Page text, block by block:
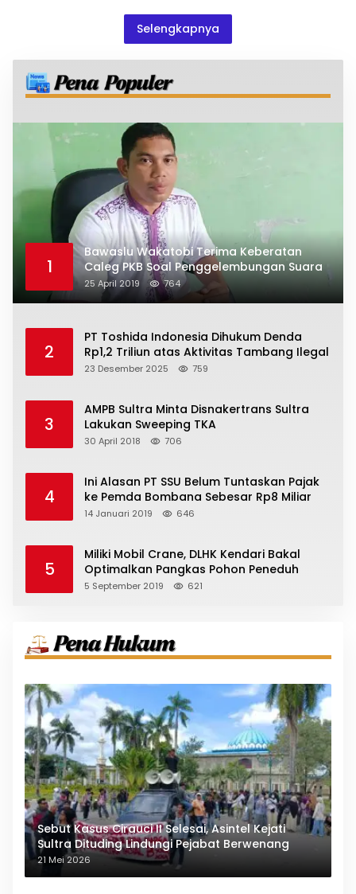
Selengkapnya
1
Bawaslu Wakatobi Terima Keberatan
Caleg PKB Soal Penggelembungan Suara
25 April 2019 764
2
PT Toshida Indonesia Dihukum Denda
Rp1,2 Triliun atas Aktivitas Tambang Ilegal
23 Desember 2025 759
3
AMPB Sultra Minta Disnakertrans Sultra
Lakukan Sweeping TKA
30 April 2018 706
4
Ini Alasan PT SSU Belum Tuntaskan Pajak
ke Pemda Bombana Sebesar Rp8 Miliar
14 Januari 2019 646
5
Miliki Mobil Crane, DLHK Kendari Bakal
Optimalkan Pangkas Pohon Peneduh
5 September 2019 621
Sebut Kasus Cirauci II Selesai, Asintel Kejati
Sultra Dituding Lindungi Pejabat Berwenang
21 Mei 2026